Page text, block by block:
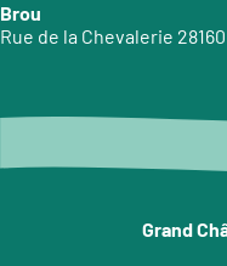
Brou
Rue de la Chevalerie
Grand